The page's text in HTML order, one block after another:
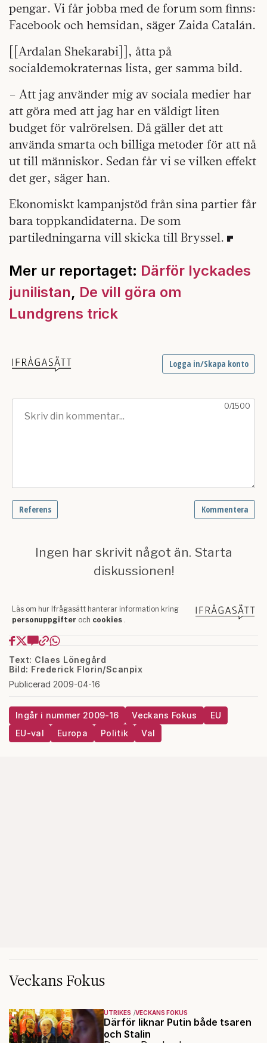
pengar. Vi får jobba med de forum som finns:
Facebook och hemsidan, säger Zaida Catalán.
[[Ardalan Shekarabi]], åtta på
socialdemokraternas lista, ger samma bild.
– Att jag använder mig av sociala medier har
att göra med att jag har en väldigt liten
budget för valrörelsen. Då gäller det att
använda smarta och billiga metoder för att nå
ut till människor. Sedan får vi se vilken effekt
det ger, säger han.
Ekonomiskt kampanjstöd från sina partier får
bara toppkandidaterna. De som
partiledningarna vill skicka till Bryssel.
Mer ur reportaget: Därför lyckades
junilistan, De vill göra om
Lundgrens trick
Text: Claes Lönegård
Bild: Frederick Florin/Scanpix
Publicerad 2009-04-16
Ingår i nummer 2009-16 Veckans Fokus
EU
EU-val
Europa Politik Val
Veckans Fokus
UTRIKES VECKANS FOKUS
Därför liknar Putin både tsaren
och Stalin